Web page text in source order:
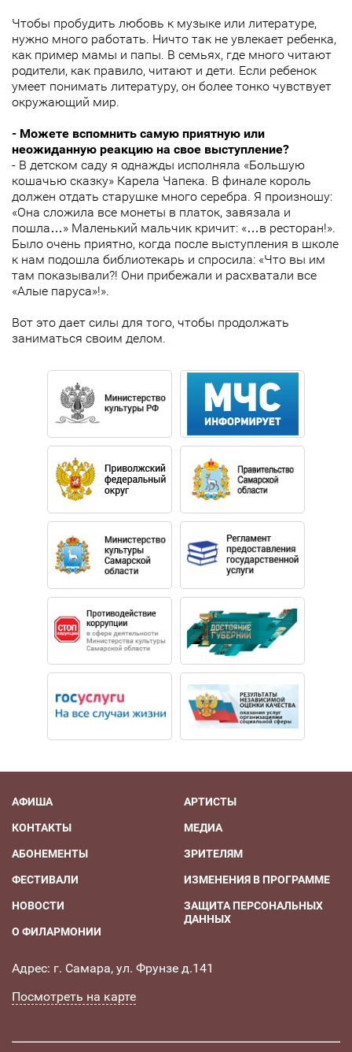
Чтобы пробудить любовь к музыке или литературе,
нужно много работать. Ничто так не увлекает ребенка,
как пример мамы и папы. В семьях, где много читают
родители, как правило, читают и дети. Если ребенок
умеет понимать литературу, он более тонко чувствует
окружающий мир.
- Можете вспомнить самую приятную или
неожиданную реакцию на свое выступление?
- В детском саду я однажды исполняла «Большую
кошачью сказку» Карела Чапека. В финале король
должен отдать старушке много серебра. Я произношу:
«Она сложила все монеты в платок, завязала и
пошла…» Маленький мальчик кричит: «…в ресторан!».
Было очень приятно, когда после выступления в школе
к нам подошла библиотекарь и спросила: «Что вы им
там показывали?! Они прибежали и расхватали все
«Алые паруса»!».
Вот это дает силы для того, чтобы продолжать
заниматься своим делом.
АФИША
КОНТАКТЫ
АБОНЕМЕНТЫ
ФЕСТИВАЛИ
НОВОСТИ
О ФИЛАРМОНИИ
АРТИСТЫ
МЕДИА
ЗРИТЕЛЯМ
ИЗМЕНЕНИЯ В ПРОГРАММЕ
ЗАЩИТА ПЕРСОНАЛЬНЫХ
ДАННЫХ
Адрес: г. Самара, ул. Фрунзе д.141
Посмотреть на карте